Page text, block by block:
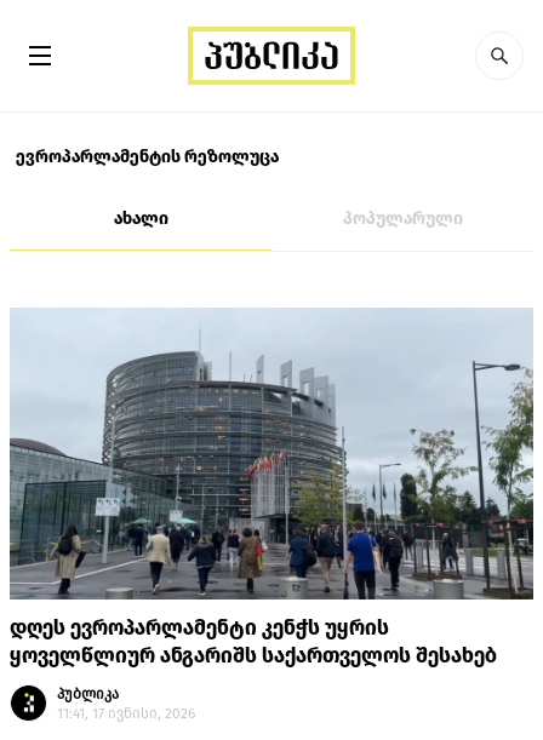
ევროპარლამენტის რეზოლუცა
ახალი პოპულარული
დღეს ევროპარლამენტი კენჭს უყრის
ყოველწლიურ ანგარიშს საქართველოს შესახებ
პუბლიკა
11:41, 17 ივნისი, 2026